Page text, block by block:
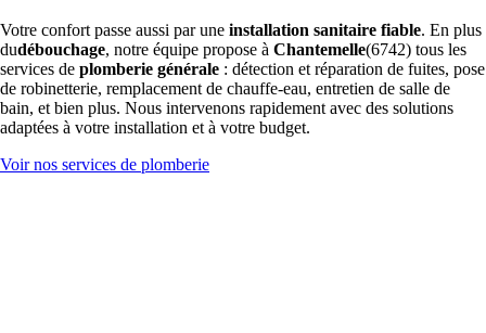
Votre confort passe aussi par une installation sanitaire fiable. En plus
dudébouchage, notre équipe propose à Chantemelle(6742) tous les
services de plomberie générale : détection et réparation de fuites, pose
de robinetterie, remplacement de chauffe-eau, entretien de salle de
bain, et bien plus. Nous intervenons rapidement avec des solutions
adaptées à votre installation et à votre budget.
Voir nos services de plomberie